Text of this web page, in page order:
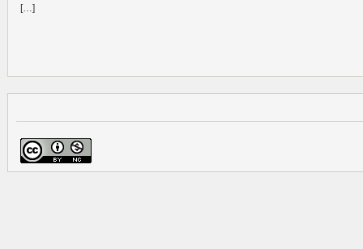
[…]